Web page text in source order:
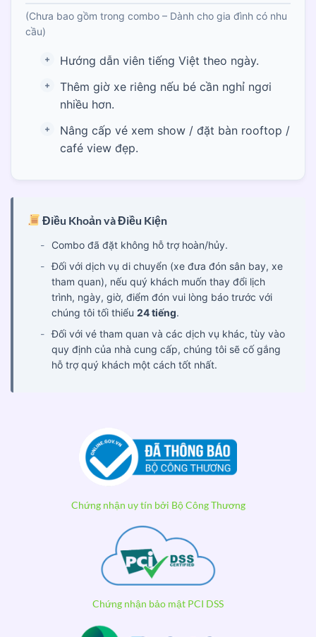
(Chưa bao gồm trong combo – Dành cho gia đình có nhu
cầu)
Hướng dẫn viên tiếng Việt theo ngày.
Thêm giờ xe riêng nếu bé cần nghỉ ngơi
nhiều hơn.
Nâng cấp vé xem show / đặt bàn rooftop /
café view đẹp.
Điều Khoản và Điều Kiện
Combo đã đặt không hỗ trợ hoàn/hủy.
Đối với dịch vụ di chuyển (xe đưa đón sân bay, xe
tham quan), nếu quý khách muốn thay đổi lịch
trình, ngày, giờ, điểm đón vui lòng báo trước với
chúng tôi tối thiểu24 tiếng.
Đối với vé tham quan và các dịch vụ khác, tùy vào
quy định của nhà cung cấp, chúng tôi sẽ cố gắng
hỗ trợ quý khách một cách tốt nhất.
Chứng nhận uy tín bởi Bộ Công Thương
Chứng nhận bảo mật PCI DSS